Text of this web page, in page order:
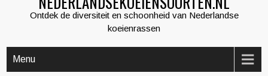
Ontdek de diversiteit en schoonheid van Nederlandse
koeienrassen
Menu